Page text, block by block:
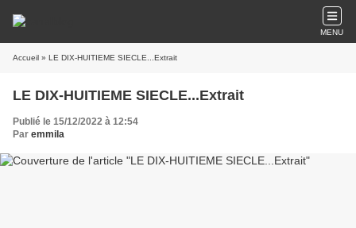
MENU
Accueil » LE DIX-HUITIEME SIECLE...Extrait
LE DIX-HUITIEME SIECLE...Extrait
Publié le 15/12/2022 à 12:54
Par emmila